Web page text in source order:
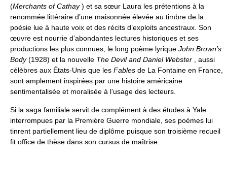
(Merchants of Cathay) et sa sœur Laura les prétentions à la
renommée littéraire d’une maisonnée élevée au timbre de la
poésie lue à haute voix et des récits d’exploits ancestraux. Son
œuvre est nourrie d’abondantes lectures historiques et ses
productions les plus connues, le long poème lyrique John Brown’s
Body(1928) et la nouvelle The Devil and Daniel Webster , aussi
célèbres aux États-Unis que les Fables de La Fontaine en France,
sont amplement inspirées par une histoire américaine
sentimentalisée et moralisée à l’usage des lecteurs.
Si la saga familiale servit de complément à des études à Yale
interrompues par la Première Guerre mondiale, ses poèmes lui
tinrent partiellement lieu de diplôme puisque son troisième recueil
fit office de thèse dans son cursus de maîtrise.